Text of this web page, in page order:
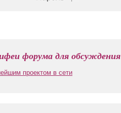
форума для обсуждения
проектом в сети